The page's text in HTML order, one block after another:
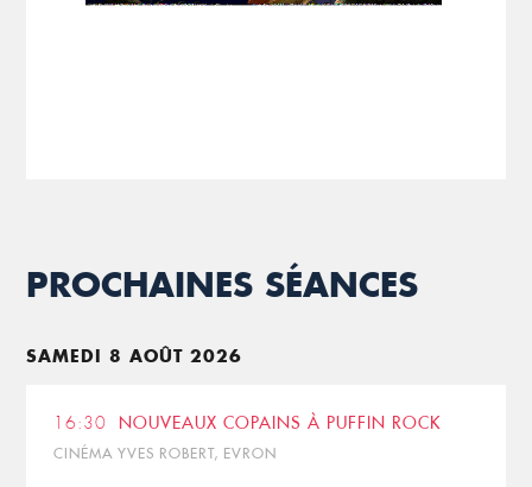
PROCHAINES SÉANCES
SAMEDI 8 AOÛT 2026
16:30 NOUVEAUX COPAINS À PUFFIN ROCK
CINÉMA YVES ROBERT, EVRON